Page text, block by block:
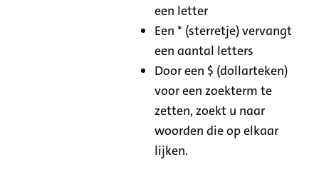
een letter
Een * (sterretje) vervangt
een aantal letters
Door een $ (dollarteken)
voor een zoekterm te
zetten, zoekt u naar
woorden die op elkaar
lijken.